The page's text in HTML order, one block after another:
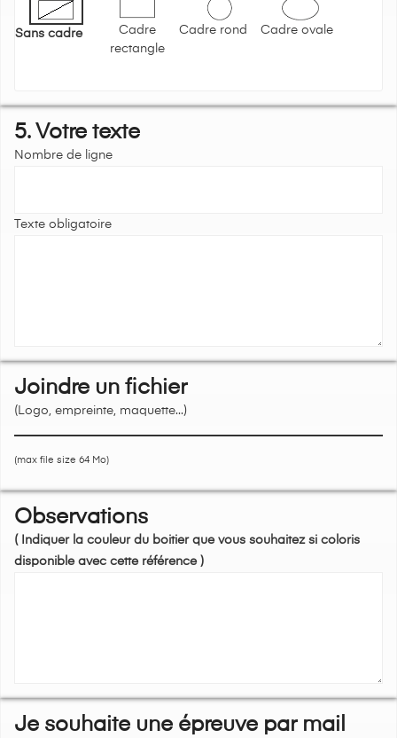
Sans cadre
Cadre
rectangle
Cadre rond Cadre ovale
5. Votre texte
Nombre de ligne
Texte obligatoire
Joindre un fichier
(Logo, empreinte, maquette...)
(max file size 64 Mo)
Observations
( Indiquer la couleur du boitier que vous souhaitez si coloris
disponible avec cette référence )
Je souhaite une épreuve par mail